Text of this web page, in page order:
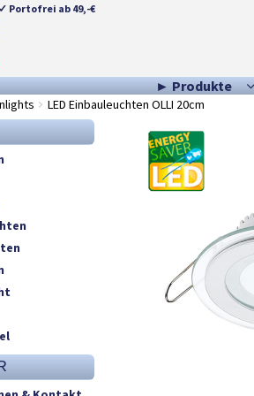
✓ Portofrei ab 49,-€
► Produkte
LED Einbauleuchten OLLI 20cm